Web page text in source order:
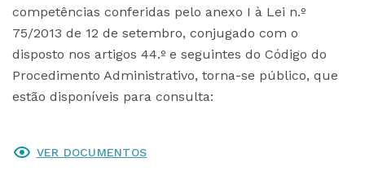
competências conferidas pelo anexo I à Lei n.º
75/2013 de 12 de setembro, conjugado com o
disposto nos artigos 44.º e seguintes do Código do
Procedimento Administrativo, torna-se público, que
estão disponíveis para consulta:
VER DOCUMENTOS